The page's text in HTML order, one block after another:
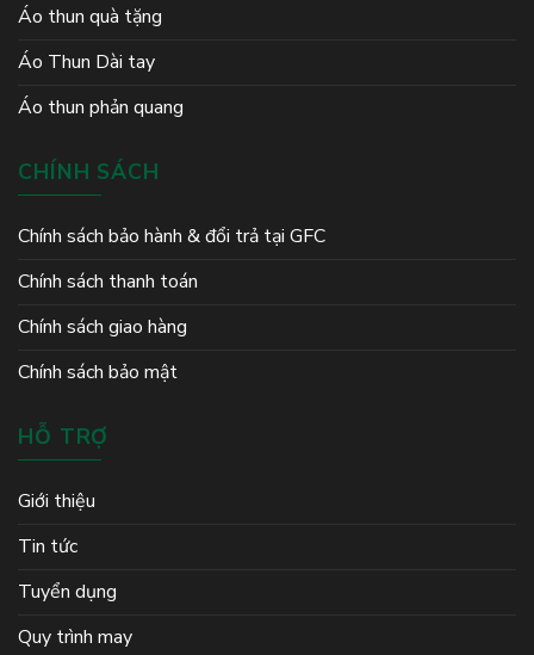
Áo thun quà tặng
Áo Thun Dài tay
Áo thun phản quang
CHÍNH SÁCH
Chính sách bảo hành & đổi trả tại GFC
Chính sách thanh toán
Chính sách giao hàng
Chính sách bảo mật
HỖ TRỢ
Giới thiệu
Tin tức
Tuyển dụng
Quy trình may